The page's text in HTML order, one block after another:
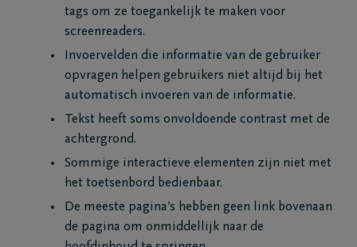
tags om ze toegankelijk te maken voor
screenreaders.
Invoervelden die informatie van de gebruiker
opvragen helpen gebruikers niet altijd bij het
automatisch invoeren van de informatie.
Tekst heeft soms onvoldoende contrast met de
achtergrond.
Sommige interactieve elementen zijn niet met
het toetsenbord bedienbaar.
De meeste pagina’s hebben geen link bovenaan
de pagina om onmiddellijk naar de